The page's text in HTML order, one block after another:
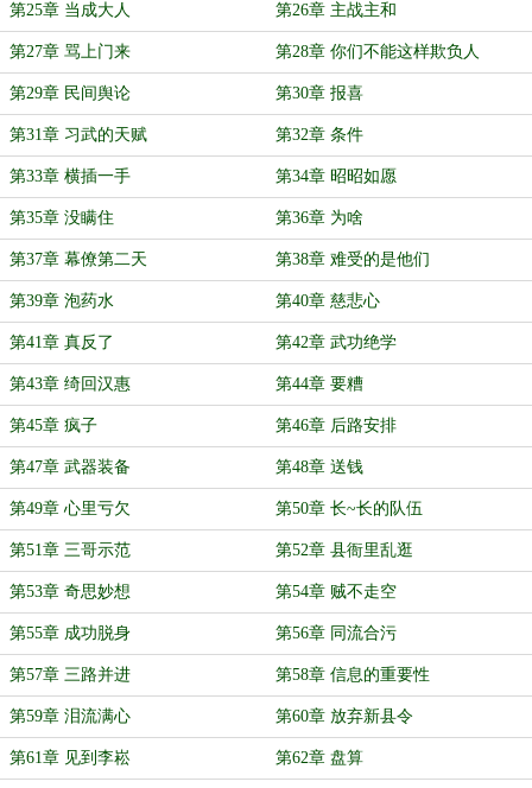
第25章 当成大人 第26章 主战主和
第27章 骂上门来 第28章 你们不能这样欺负人
第29章 民间舆论 第30章 报喜
第31章 习武的天赋 第32章 条件
第33章 横插一手 第34章 昭昭如愿
第35章 没瞒住 第36章 为啥
第37章 幕僚第二天 第38章 难受的是他们
第39章 泡药水 第40章 慈悲心
第41章 真反了 第42章 武功绝学
第43章 绮回汉惠 第44章 要糟
第45章 疯子 第46章 后路安排
第47章 武器装备 第48章 送钱
第49章 心里亏欠 第50章 长~长的队伍
第51章 三哥示范 第52章 县衙里乱逛
第53章 奇思妙想 第54章 贼不走空
第55章 成功脱身 第56章 同流合污
第57章 三路并进 第58章 信息的重要性
第59章 泪流满心 第60章 放弃新县令
第61章 见到李崧 第62章 盘算